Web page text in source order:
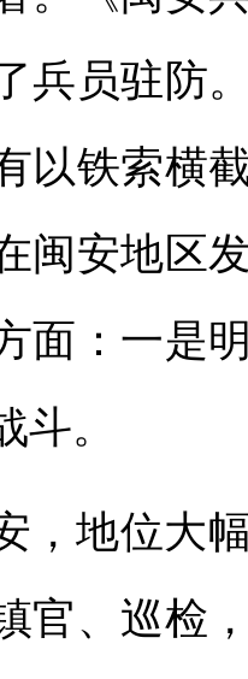
兵员驻防
以铁索横
闽安地区
面：一是
斗。
，地位大
官、巡检